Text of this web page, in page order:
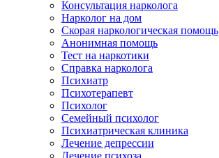
Консультация нарколога
Нарколог на дом
Скорая наркологическая помощь
Анонимная помощь
Тест на наркотики
Справка нарколога
Психиатр
Психотерапевт
Психолог
Семейный психолог
Психиатрическая клиника
Лечение депрессии
Лечение психоза